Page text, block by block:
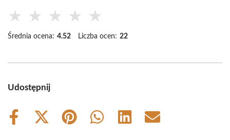
★ ★ ★ ★ ★
Średnia ocena: 4.52 Liczba ocen: 22
Udostępnij
Share
Share
Share
Share
Share
Share